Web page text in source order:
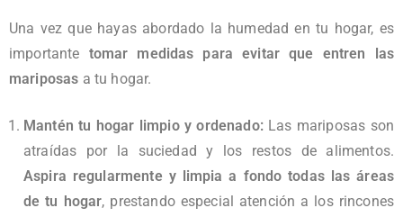
Una vez que hayas abordado la humedad en tu hogar, es
importante tomar medidas para evitar que entren las
mariposas a tu hogar.
Mantén tu hogar limpio y ordenado:Las mariposas son
atraídas por la suciedad y los restos de alimentos.
Aspira regularmente y limpia a fondo todas las áreas
de tu hogar, prestando especial atención a los rincones